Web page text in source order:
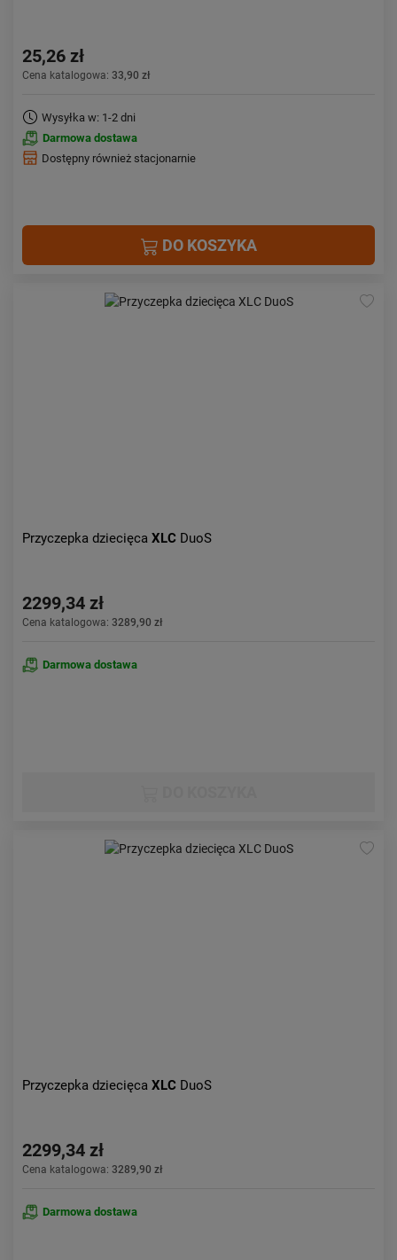
25,26 zł
Cena katalogowa: 33,90 zł
Wysyłka w: 1-2 dni
Darmowa dostawa
Dostępny również stacjonarnie
DO KOSZYKA
Przyczepka dziecięca XLC DuoS
2299,34 zł
Cena katalogowa: 3289,90 zł
Darmowa dostawa
Przyczepka dziecięca XLC DuoS
2299,34 zł
Cena katalogowa: 3289,90 zł
Darmowa dostawa